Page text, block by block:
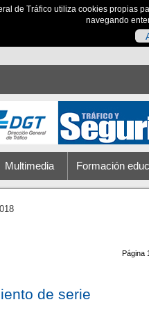
de Tráfico utiliza cookies
navegando
Multimedia Formación
Página
de serie